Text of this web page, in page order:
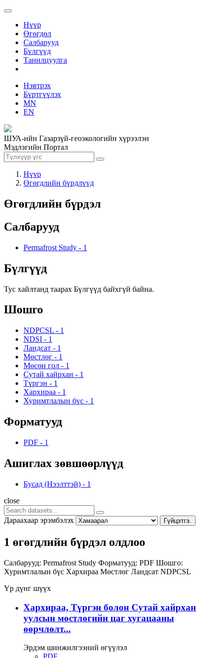
Нүүр
Өгөгдөл
Салбарууд
Бүлгүүд
Танилцуулга
Нэвтрэх
Бүртгүүлэх
MN
EN
ШУА-ийн Газарзүй-геоэкологийн хүрээлэн
Мэдлэгийн Портал
Нүүр
Өгөгдлийн бүрдлүүд
Өгөгдлийн бүрдэл
Салбарууд
Permafrost Study - 1
Бүлгүүд
Тус хайлтанд таарах Бүлгүүд байхгүй байна.
Шошго
NDPCSL - 1
NDSI - 1
Ландсат - 1
Мөстлөг - 1
Мөсөн гол - 1
Сутай хайрхан - 1
Түргэн - 1
Хархираа - 1
Хуримтлалын бүс - 1
Форматууд
PDF - 1
Ашиглах зөвшөөрлүүд
Бусад (Нээлттэй) - 1
close
Дараахаар эрэмбэлэх Гүйцэтгэ.
1 өгөгдлийн бүрдэл олдлоо
Салбарууд: Permafrost Study Форматууд: PDF Шошго:
Хуримтлалын бүс Хархираа Мөстлөг Ландсат NDPCSL
Үр дүнг шүүх
Хархираа, Түргэн болон Сутай хайрхан
уулсын мөстлөгийн цаг хугацааны
өөрчлөлт...
Эрдэм шинжилгээний өгүүлэл